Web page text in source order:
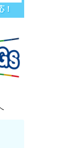
！